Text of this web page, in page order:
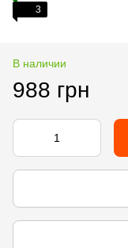
3
В наличии
988 грн